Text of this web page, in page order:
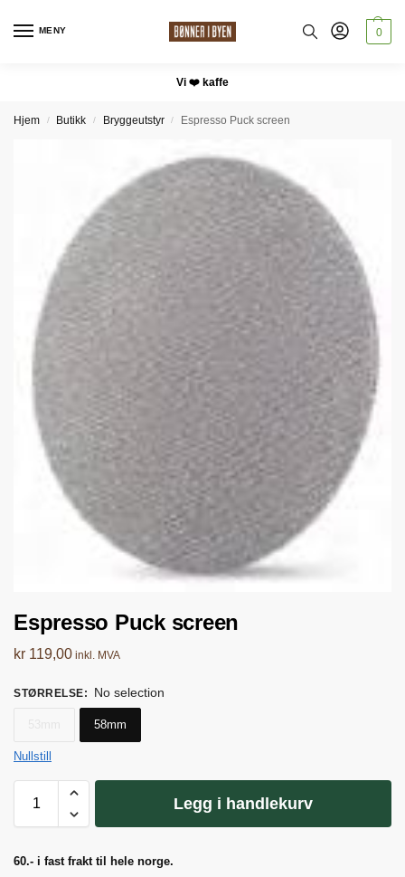
MENY 0
Vi ❤️ kaffe
Hjem / Butikk / Bryggeutstyr / Espresso Puck screen
Espresso Puck screen
kr 119,00 inkl. MVA
STØRRELSE: No selection
58mm
Nullstill
Legg i handlekurv
60.- i fast frakt til hele norge.